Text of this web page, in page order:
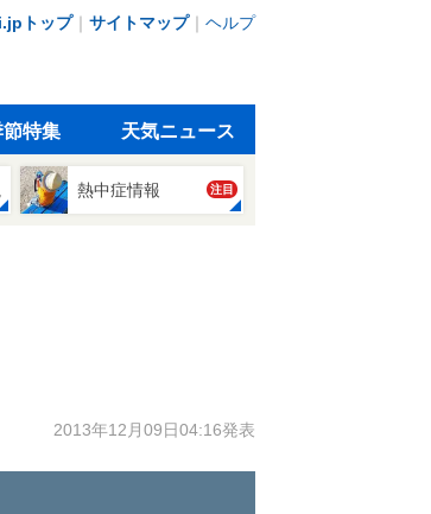
トップ｜ サイトマップ｜ ヘルプ
節特集 天気ニュース
熱中症情報 注目
2013年12月09日04:16発表